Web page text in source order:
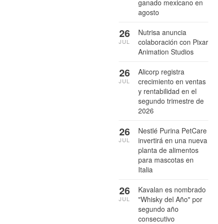
ganado mexicano en
agosto
Nutrisa anuncia
colaboración con Pixar
Animation Studios
26
JUL
Alicorp registra
crecimiento en ventas
y rentabilidad en el
segundo trimestre de
2026
26
JUL
Nestlé Purina PetCare
invertirá en una nueva
planta de alimentos
para mascotas en
Italia
26
JUL
Kavalan es nombrado
"Whisky del Año" por
segundo año
consecutivo
26
JUL